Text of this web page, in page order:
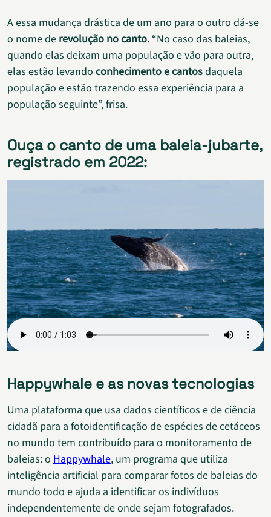
A essa mudança drástica de um ano para o outro dá-se
o nome de revolução no canto. “No caso das baleias,
quando elas deixam uma população e vão para outra,
elas estão levando conhecimento e cantosdaquela
população e estão trazendo essa experiência para a
população seguinte”, frisa.
Ouça o canto de uma baleia-jubarte,
registrado em 2022:
Happywhale e as novas tecnologias
Uma plataforma que usa dados científicos e de ciência
cidadã para a fotoidentificação de espécies de cetáceos
no mundo tem contribuído para o monitoramento de
baleias: o Happywhale, um programa que utiliza
inteligência artificial para comparar fotos de baleias do
mundo todo e ajuda a identificar os indivíduos
independentemente de onde sejam fotografados.